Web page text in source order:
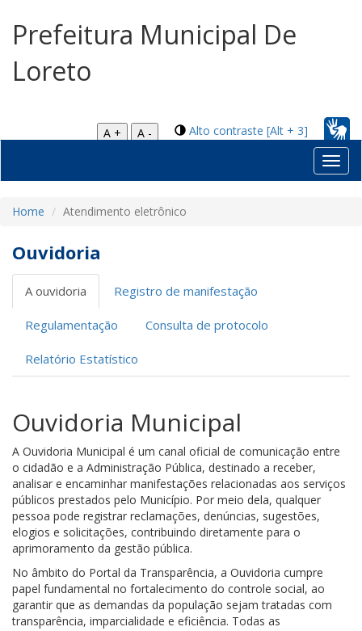
Prefeitura Municipal De
Loreto
Alto contraste [Alt + 3]
A +
A -
Home Atendimento eletrônico
Ouvidoria
A ouvidoria Registro de manifestação
Regulamentação Consulta de protocolo
Relatório Estatístico
Ouvidoria Municipal
A Ouvidoria Municipal é um canal oficial de comunicação entre
o cidadão e a Administração Pública, destinado a receber,
analisar e encaminhar manifestações relacionadas aos serviços
públicos prestados pelo Município. Por meio dela, qualquer
pessoa pode registrar reclamações, denúncias, sugestões,
elogios e solicitações, contribuindo diretamente para o
aprimoramento da gestão pública.
No âmbito do Portal da Transparência, a Ouvidoria cumpre
papel fundamental no fortalecimento do controle social, ao
garantir que as demandas da população sejam tratadas com
transparência, imparcialidade e eficiência. Todas as